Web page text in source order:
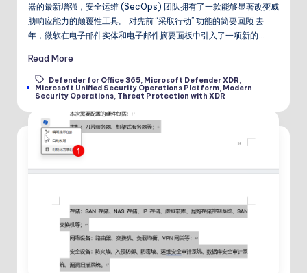
器的最新增强，安全运维 (SecOps) 团队拥有了一款能够显著改变威
胁响应能力的颠覆性工具。​ 对先前 “采取行动” 功能的简要回顾​ 去
年，微软在电子邮件实体和电子邮件摘要面板中引入了一项新的…
Read More
Tags:
Defender for Office 365, Microsoft Defender XDR
Microsoft Unified Security Operations Platform, Modern
Security Operations, Threat Protection with XDR